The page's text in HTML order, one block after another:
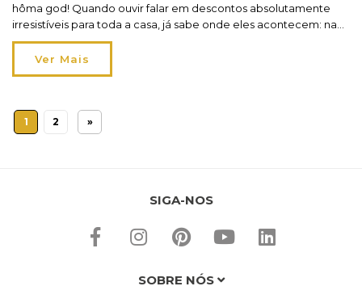
hôma god! Quando ouvir falar em descontos absolutamente
irresistíveis para toda a casa, já sabe onde eles acontecem: na
hôma! Sim, são descontos de perder a cabeça, até -70%, e com
uma enorme diversidade de artigos que chegam a todos os
espaços da casa. É caso para […]
Ver Mais
1 2 »
SIGA-NOS
SOBRE NÓS